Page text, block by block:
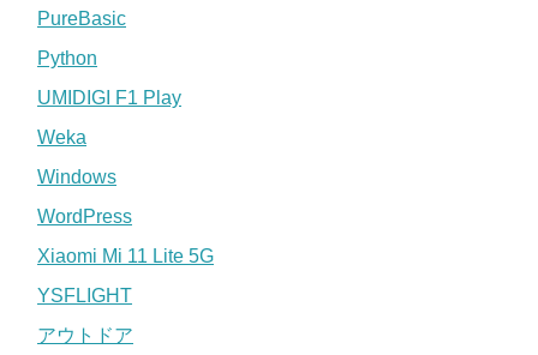
PureBasic
Python
UMIDIGI F1 Play
Weka
Windows
WordPress
Xiaomi Mi 11 Lite 5G
YSFLIGHT
アウトドア